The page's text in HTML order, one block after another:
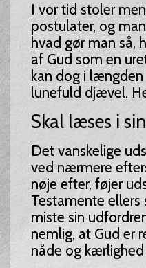
I vor tid stoler
postulater, og
hvad gør man så,
af Gud som en
kan dog i
lunefuld djævel.
Skal læses i
Det vanskelige
ved nærmere
nøje efter, føjer
Testamente ellers
miste sin
nemlig, at Gud er
nåde og